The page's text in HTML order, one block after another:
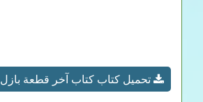
تحميل كتاب كتاب آخر قطعة بازل